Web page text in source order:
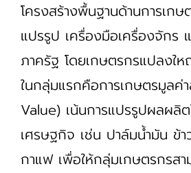
โครงสร้างพื้นฐานด้านการเกษ
แปรรูป เครื่องมือเครื่องจักร
ภาครัฐ โดยเกษตรกรแปลงให
ในกลุ่มแรกคือการเกษตรมูลค่
Value) เน้นการแปรรูปผลผลิ
เศรษฐกิจ เช่น ปาล์มน้ำมัน ข้า
กาแฟ เพื่อให้กลุ่มเกษตรกรสา